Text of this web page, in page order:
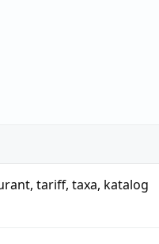
, tariff, taxa, katalog